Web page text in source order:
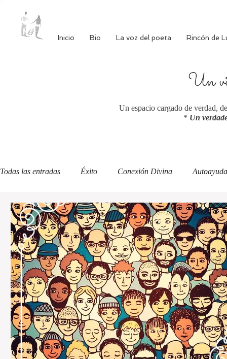
Inicio Bio La voz del poeta Rincón de
Un
Un espacio cargado de verdad,
* Un
Todas las entradas Éxito Conexión Divina Autoayuda
Autoestima Alimentación consciente Bienestar